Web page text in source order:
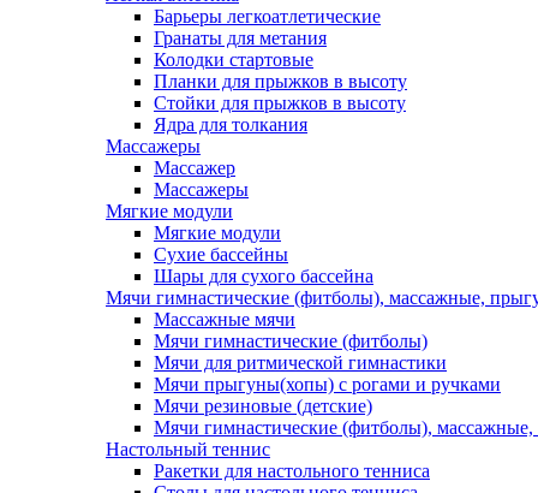
Барьеры легкоатлетические
Гранаты для метания
Колодки стартовые
Планки для прыжков в высоту
Стойки для прыжков в высоту
Ядра для толкания
Массажеры
Массажер
Массажеры
Мягкие модули
Мягкие модули
Сухие бассейны
Шары для сухого бассейна
Мячи гимнастические (фитболы), массажные,
Массажные мячи
Мячи гимнастические (фитболы)
Мячи для ритмической гимнастики
Мячи прыгуны(хопы) с рогами и ручками
Мячи резиновые (детские)
Мячи гимнастические (фитболы),
Настольный теннис
Ракетки для настольного тенниса